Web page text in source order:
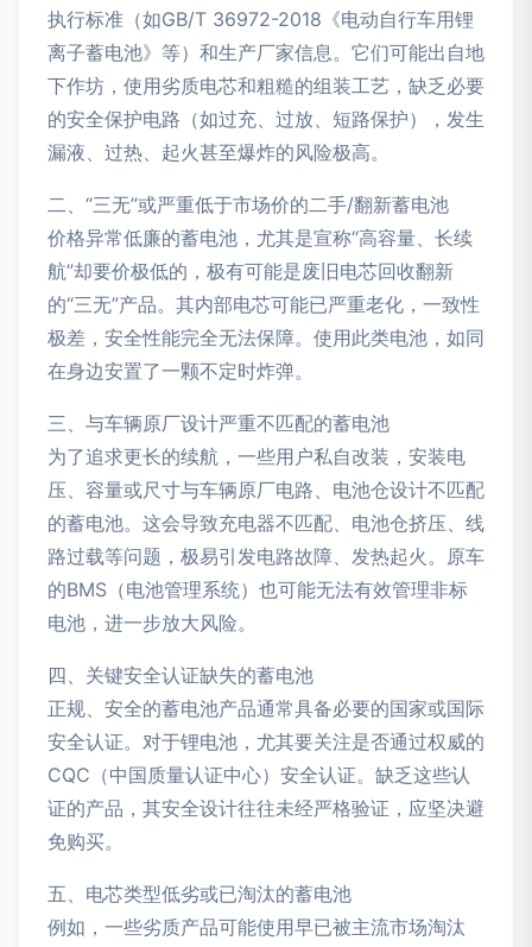
执行标准（如GB/T 36972-2018《电动自行车用锂
离子蓄电池》等）和生产厂家信息。它们可能出自地
下作坊，使用劣质电芯和粗糙的组装工艺，缺乏必要
的安全保护电路（如过充、过放、短路保护），发生
漏液、过热、起火甚至爆炸的风险极高。
二、“三无”或严重低于市场价的二手/翻新蓄电池
价格异常低廉的蓄电池，尤其是宣称“高容量、长续
航”却要价极低的，极有可能是废旧电芯回收翻新
的“三无”产品。其内部电芯可能已严重老化，一致性
极差，安全性能完全无法保障。使用此类电池，如同
在身边安置了一颗不定时炸弹。
三、与车辆原厂设计严重不匹配的蓄电池
为了追求更长的续航，一些用户私自改装，安装电
压、容量或尺寸与车辆原厂电路、电池仓设计不匹配
的蓄电池。这会导致充电器不匹配、电池仓挤压、线
路过载等问题，极易引发电路故障、发热起火。原车
的BMS（电池管理系统）也可能无法有效管理非标
电池，进一步放大风险。
四、关键安全认证缺失的蓄电池
正规、安全的蓄电池产品通常具备必要的国家或国际
安全认证。对于锂电池，尤其要关注是否通过权威的
CQC（中国质量认证中心）安全认证。缺乏这些认
证的产品，其安全设计往往未经严格验证，应坚决避
免购买。
五、电芯类型低劣或已淘汰的蓄电池
例如，一些劣质产品可能使用早已被主流市场淘汰